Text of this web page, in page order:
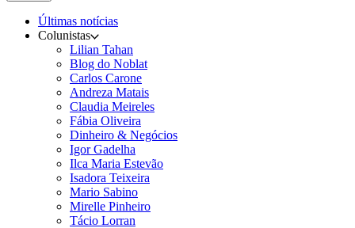
Últimas notícias
Colunistas
Lilian Tahan
Blog do Noblat
Carlos Carone
Andreza Matais
Claudia Meireles
Fábia Oliveira
Dinheiro & Negócios
Igor Gadelha
Ilca Maria Estevão
Isadora Teixeira
Mario Sabino
Mirelle Pinheiro
Tácio Lorran